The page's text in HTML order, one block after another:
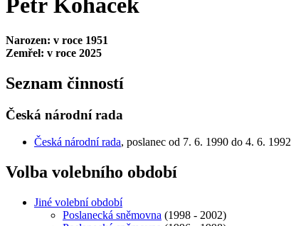
Petr Koháček
Narozen: v roce 1951
Zemřel: v roce 2025
Seznam činností
Česká národní rada
Česká národní rada, poslanec od 7. 6. 1990 do 4. 6. 1992
Volba volebního období
Jiné volební období
Poslanecká sněmovna (1998 - 2002)